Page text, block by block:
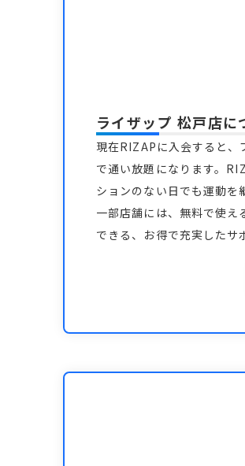
ライザップ 松戸店に
現在RIZAPに入会すると
で通い放題になります。
ションのない日でも運動
一部店舗には、無料で使
できる、お得で充実したサ